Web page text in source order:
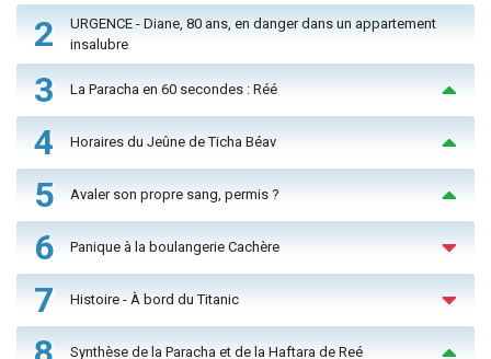
2
URGENCE - Diane, 80 ans, en danger dans un appartement
insalubre
3 La Paracha en 60 secondes : Réé
4 Horaires du Jeûne de Ticha Béav
5 Avaler son propre sang, permis ?
6 Panique à la boulangerie Cachère
7 Histoire - À bord du Titanic
Synthèse de la Paracha et de la Haftara de Reé